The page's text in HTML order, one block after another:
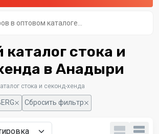
стока и
в Анадыри
стока и секонд-хенда
Сбросить фильтр